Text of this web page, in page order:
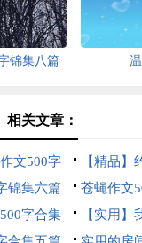
锦集八篇
相关文章：
文500字
【精品】
篇
锦集六篇
苍蝇作文
字合集
【实用】